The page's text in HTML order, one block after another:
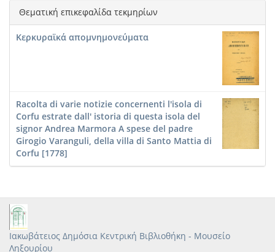
Αλβάνας, Φρειδερίκος. Κερκυραϊκά
Θεματική επικεφαλίδα τεκμηρίων
Κερκυραϊκά απομνημονεύματα
Racolta di varie notizie concernenti l'isola di
Corfu estrate dall' istoria di questa isola del
signor Andrea Marmora A spese del padre
Girogio Varanguli, della villa di Santo Mattia di
Corfu [1778]
Ιακωβάτειος Δημόσια Κεντρική Βιβλιοθήκη - Μουσείο
Ληξουρίου